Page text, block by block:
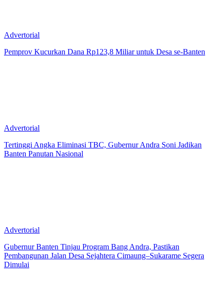
Advertorial
Pemprov Kucurkan Dana Rp123,8 Miliar untuk Desa se-Banten
Advertorial
Tertinggi Angka Eliminasi TBC, Gubernur Andra Soni Jadikan
Banten Panutan Nasional
Advertorial
Gubernur Banten Tinjau Program Bang Andra, Pastikan
Pembangunan Jalan Desa Sejahtera Cimaung–Sukarame Segera
Dimulai